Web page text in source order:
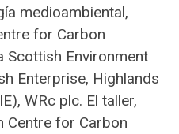
medioambiental,
for Carbon
Scottish Environment
Enterprise, Highlands
WRc plc. El taller,
Centre for Carbon